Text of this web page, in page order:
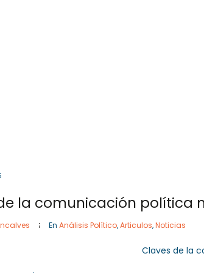
la comunicación política
En Análisis Político,Articulos,Noticias
Claves de la